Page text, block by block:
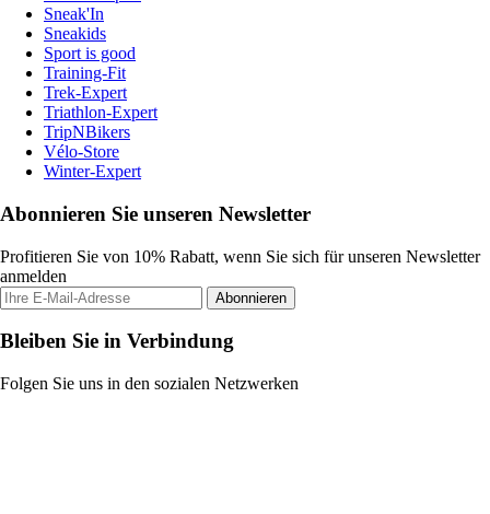
Sneak'In
Sneakids
Sport is good
Training-Fit
Trek-Expert
Triathlon-Expert
TripNBikers
Vélo-Store
Winter-Expert
Abonnieren Sie unseren Newsletter
Profitieren Sie von 10% Rabatt, wenn Sie sich für unseren Newsletter
anmelden
Abonnieren
Bleiben Sie in Verbindung
Folgen Sie uns in den sozialen Netzwerken